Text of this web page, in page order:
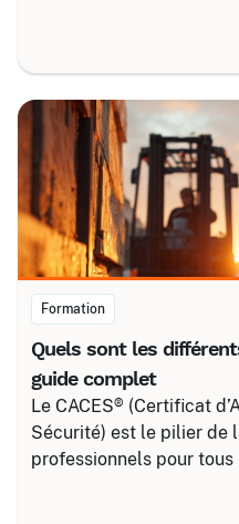
courant. Certalis vous
formations sur-mesure,
pour maîtriser tous les
tension.
Formation
Quels sont les
guide complet
Le CACES® (Certificat
Sécurité) est le pilier de
professionnels pour tous
Depuis la réforme de
grandes familles